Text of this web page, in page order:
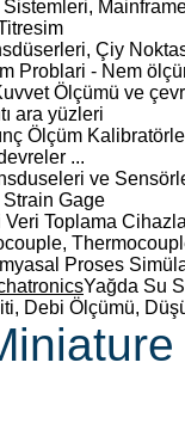
Çiy
Problari - Nem
Ölçümü ve
ara yüzleri
Ölçüm
...
ve
Strain Gage
Toplama
Proses
Yağda Su
Debi Ölçümü,